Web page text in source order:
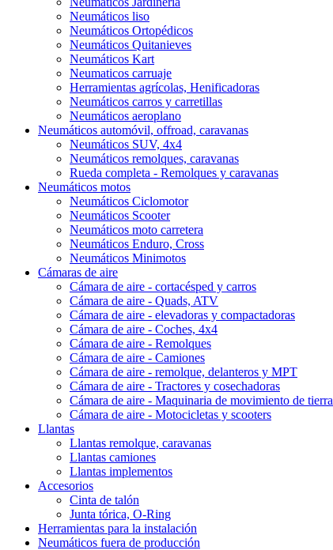
Neumáticos liso
Neumáticos Ortopédicos
Neumáticos Quitanieves
Neumáticos Kart
Neumaticos carruaje
Herramientas agrícolas, Henificadoras
Neumáticos carros y carretillas
Neumáticos aeroplano
Neumáticos automóvil, offroad, caravanas
Neumáticos SUV, 4x4
Neumáticos remolques, caravanas
Rueda completa - Remolques y caravanas
Neumáticos motos
Neumáticos Ciclomotor
Neumáticos Scooter
Neumáticos moto carretera
Neumáticos Enduro, Cross
Neumáticos Minimotos
Cámaras de aire
Cámara de aire - cortacésped y carros
Cámara de aire - Quads, ATV
Cámara de aire - elevadoras y compactadoras
Cámara de aire - Coches, 4x4
Cámara de aire - Remolques
Cámara de aire - Camiones
Cámara de aire - remolque, delanteros y MPT
Cámara de aire - Tractores y cosechadoras
Cámara de aire - Maquinaria de movimiento de tierra
Cámara de aire - Motocicletas y scooters
Llantas
Llantas remolque, caravanas
Llantas camiones
Llantas implementos
Accesorios
Cinta de talón
Junta tórica, O-Ring
Herramientas para la instalación
Neumáticos fuera de producción